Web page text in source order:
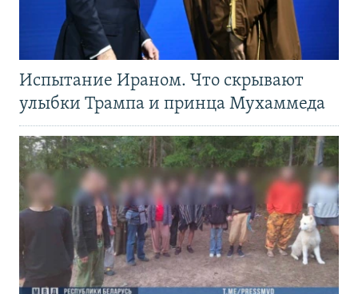
Испытание Ираном. Что скрывают
улыбки Трампа и принца Мухаммеда